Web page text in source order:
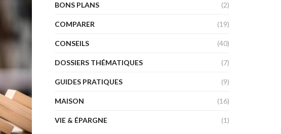
BONS PLANS (2)
COMPARER (19)
CONSEILS (40)
DOSSIERS THÉMATIQUES (7)
GUIDES PRATIQUES (9)
MAISON (16)
VIE & ÉPARGNE (1)